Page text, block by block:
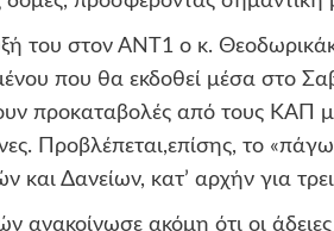
του στον ΑΝΤ1 ο κ.
που θα εκδοθεί μέσα στο Σ
προκαταβολές από τους ΚΑΠ
Προβλέπεται,επίσης, το «
Δανείων, κατ’ αρχήν για
ανακοίνωσε ακόμη ότι οι